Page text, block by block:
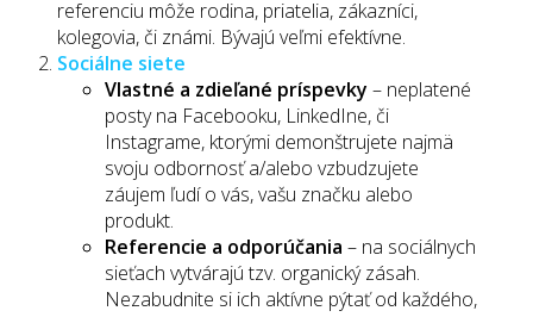
referenciu môže rodina, priatelia, zákazníci,
kolegovia, či známi. Bývajú veľmi efektívne.
Sociálne siete
Vlastné a zdieľané príspevky – neplatené
posty na Facebooku, LinkedIne, či
Instagrame, ktorými demonštrujete najmä
svoju odbornosť a/alebo vzbudzujete
záujem ľudí o vás, vašu značku alebo
produkt.
Referencie a odporúčania – na sociálnych
sieťach vytvárajú tzv. organický zásah.
Nezabudnite si ich aktívne pýtať od každého,